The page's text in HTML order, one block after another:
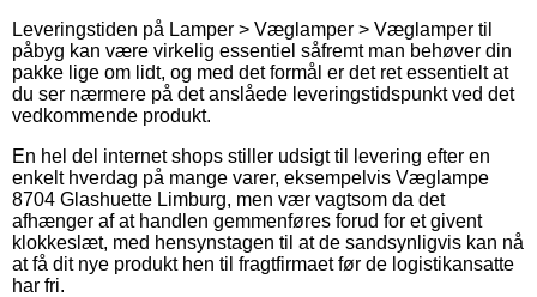
Leveringstiden på Lamper > Væglamper > Væglamper til
påbyg kan være virkelig essentiel såfremt man behøver din
pakke lige om lidt, og med det formål er det ret essentielt at
du ser nærmere på det anslåede leveringstidspunkt ved det
vedkommende produkt.
En hel del internet shops stiller udsigt til levering efter en
enkelt hverdag på mange varer, eksempelvis Væglampe
8704 Glashuette Limburg, men vær vagtsom da det
afhænger af at handlen gemmenføres forud for et givent
klokkeslæt, med hensynstagen til at de sandsynligvis kan nå
at få dit nye produkt hen til fragtfirmaet før de logistikansatte
har fri.